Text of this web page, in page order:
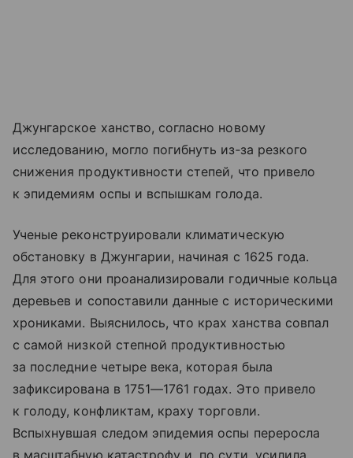
Джунгарское ханство, согласно новому
исследованию, могло погибнуть из‑за резкого
снижения продуктивности степей, что привело
к эпидемиям оспы и вспышкам голода.
Ученые реконструировали климатическую
обстановку в Джунгарии, начиная с 1625 года.
Для этого они проанализировали годичные кольца
деревьев и сопоставили данные с историческими
хрониками. Выяснилось, что крах ханства совпал
с самой низкой степной продуктивностью
за последние четыре века, которая была
зафиксирована в 1751—1761 годах. Это привело
к голоду, конфликтам, краху торговли.
Вспыхнувшая следом эпидемия оспы переросла